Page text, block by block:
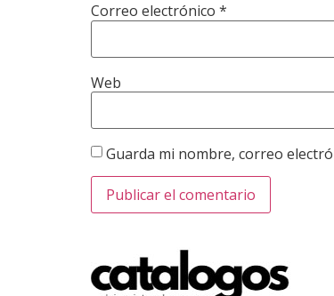
Correo electrónico *
Web
Guarda mi nombre, correo